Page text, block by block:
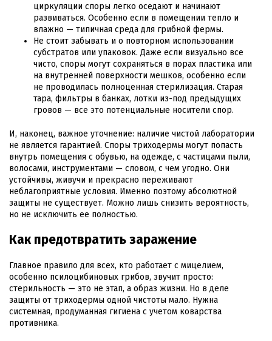
циркуляции споры легко оседают и начинают
развиваться. Особенно если в помещении тепло и
влажно — типичная среда для грибной фермы.
Не стоит забывать и о повторном использовании
субстратов или упаковок. Даже если визуально все
чисто, споры могут сохраняться в порах пластика или
на внутренней поверхности мешков, особенно если
не проводилась полноценная стерилизация. Старая
тара, фильтры в банках, лотки из-под предыдущих
гровов — все это потенциальные носители спор.
И, наконец, важное уточнение: наличие чистой лаборатории
не является гарантией. Споры триходермы могут попасть
внутрь помещения с обувью, на одежде, с частицами пыли,
волосами, инструментами — словом, с чем угодно. Они
устойчивы, живучи и прекрасно переживают
неблагоприятные условия. Именно поэтому абсолютной
защиты не существует. Можно лишь снизить вероятность,
но не исключить ее полностью.
Как предотвратить заражение
Главное правило для всех, кто работает с мицелием,
особенно псилоцибиновых грибов, звучит просто:
стерильность — это не этап, а образ жизни. Но в деле
защиты от триходермы одной чистоты мало. Нужна
системная, продуманная гигиена с учетом коварства
противника.